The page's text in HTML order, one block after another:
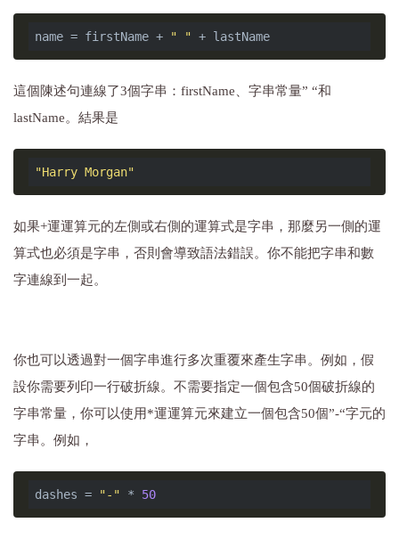
name = firstName + " "
這個陳述句連線了3個字串：firstName、字串常量” “和
lastName。結果是
"Harry Morgan"
如果+運運算元的左側或右側的運算式是字串，那麼另一側的運
算式也必須是字串，否則會導致語法錯誤。你不能把字串和數
字連線到一起。
你也可以透過對一個字串進行多次重覆來產生字串。例如，假
設你需要列印一行破折線。不需要指定一個包含50個破折線的
字串常量，你可以使用*運運算元來建立一個包含50個”-“字元的
字串。例如，
dashes = "-" * 50